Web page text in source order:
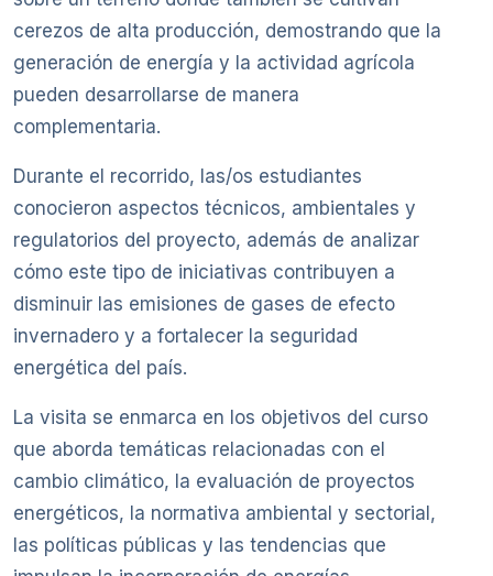
cerezos de alta producción, demostrando que la
generación de energía y la actividad agrícola
pueden desarrollarse de manera
complementaria.
Durante el recorrido, las/os estudiantes
conocieron aspectos técnicos, ambientales y
regulatorios del proyecto, además de analizar
cómo este tipo de iniciativas contribuyen a
disminuir las emisiones de gases de efecto
invernadero y a fortalecer la seguridad
energética del país.
La visita se enmarca en los objetivos del curso
que aborda temáticas relacionadas con el
cambio climático, la evaluación de proyectos
energéticos, la normativa ambiental y sectorial,
las políticas públicas y las tendencias que